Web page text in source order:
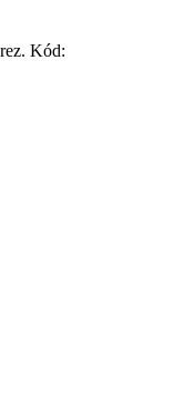
Kód: